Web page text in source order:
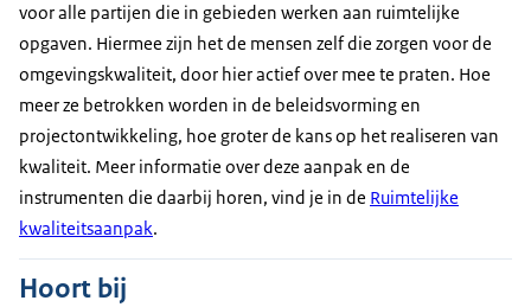
voor alle partijen die in gebieden werken aan ruimtelijke
opgaven. Hiermee zijn het de mensen zelf die zorgen voor de
omgevingskwaliteit, door hier actief over mee te praten. Hoe
meer ze betrokken worden in de beleidsvorming en
projectontwikkeling, hoe groter de kans op het realiseren van
kwaliteit. Meer informatie over deze aanpak en de
instrumenten die daarbij horen, vind je in de Ruimtelijke
kwaliteitsaanpak.
Hoort bij